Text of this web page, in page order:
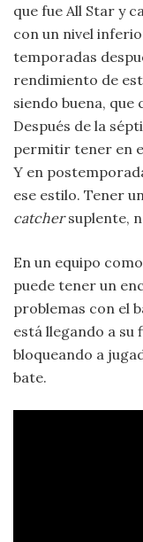
que fue All Star y
con un nivel
temporadas
rendimiento de
siendo buena, que
Después de la
permitir tener en
Y en
ese estilo. Tener
catchersuplente,
En un equipo
puede tener un
problemas con el
está llegando a su
bloqueando a
bate.